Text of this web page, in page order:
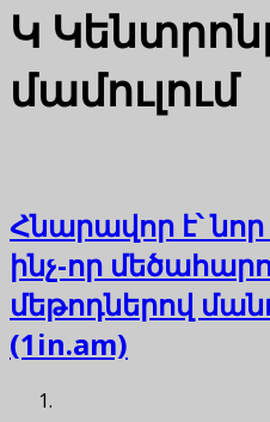
Կ
մամուլում
Հնարավոր է՝
ինչ-որ
մեթոդներով
(1in.am)